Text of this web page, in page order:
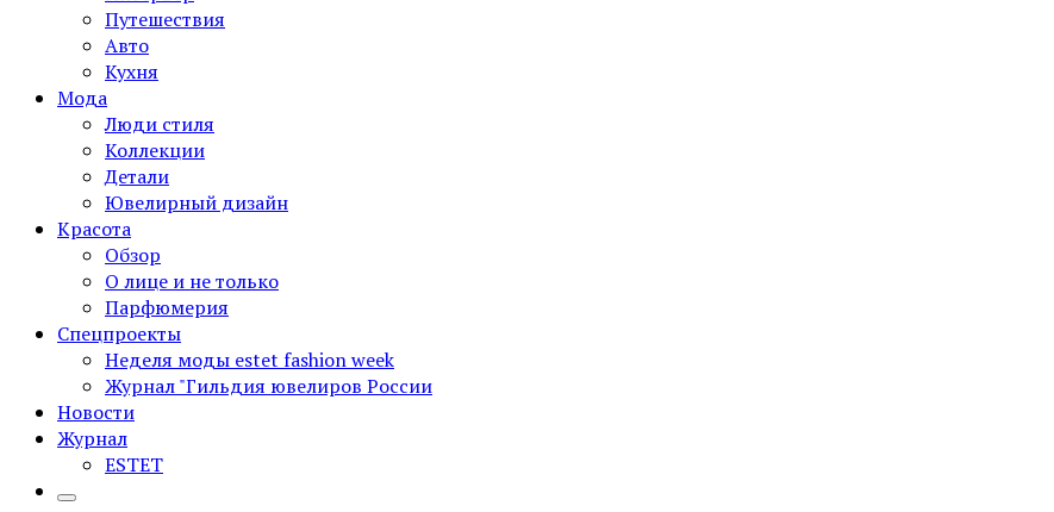
Путешествия
Авто
Кухня
Мода
Люди стиля
Коллекции
Детали
Ювелирный дизайн
Красота
Обзор
О лице и не только
Парфюмерия
Спецпроекты
Неделя моды estet fashion week
Журнал "Гильдия ювелиров России
Новости
Журнал
ESTET